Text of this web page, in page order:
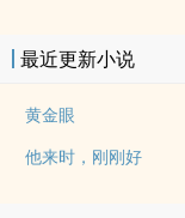
最近更新小说
黄金眼
他来时，刚刚好